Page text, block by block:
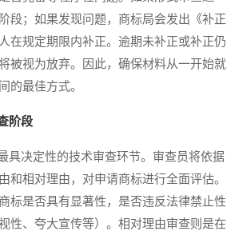
段；如果发现问题，商标局会发出《补正
在规定期限内补正。逾期未补正或补正仍
被视为放弃。因此，确保材料从一开始就
的最佳方式。
阶段
决定性的技术审查环节。审查员将依据
和相对理由，对申请商标进行全面评估。
标是否具有显著性，是否违反法律禁止性
性、夸大宣传等）。相对理由审查则是在